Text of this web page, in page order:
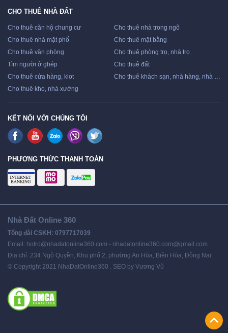
CHO THUÊ NHÀ ĐẤT
Cho thuê căn hộ chung cư
Cho thuê nhà trong ngõ
Cho thuê nhà mặt phố
Cho thuê mặt bằng
Cho thuê văn phòng
Cho thuê phòng trọ, nhà trọ
Tìm người ở ghép
Cho thuê đất
Cho thuê cửa hàng, kiot
Cho thuê khách sạn, nhà hàng, nhà nghỉ
Cho thuê kho, nhà xưởng
KẾT NỐI VỚI CHÚNG TÔI
PHƯƠNG THỨC THANH TOÁN
Nhà Đất Online 360
Tổng đài CSKH: 0797717039
Email: hotro@nhadatonline360.com - nhadatonline360.com@gmail.com
Địa chỉ: 234 Ngô Quyền, Khu phố 2, phường An Hòa, Biên Hòa, Đồng Nai
© Copyright 2021 NhaDatOnline360 . SEO by Vương Vũ